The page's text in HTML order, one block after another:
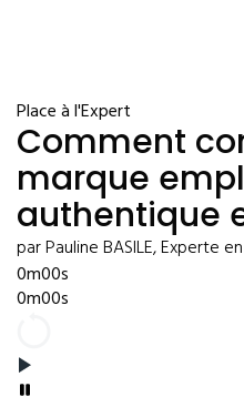
Place à l'Expert
Comment
marque
authentique
par Pauline BASILE, Experte
0m00s
0m00s